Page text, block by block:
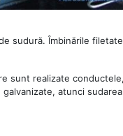
sudură. Îmbinările
sunt realizate
atunci